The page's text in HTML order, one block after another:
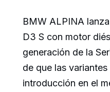
BMW ALPINA
D3 S con motor
generación de la
de que las
introducción en el